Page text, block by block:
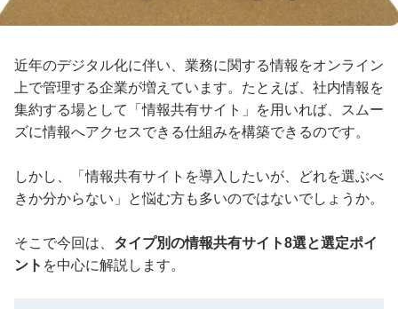
近年のデジタル化に伴い、業務に関する情報をオンライン
上で管理する企業が増えています。たとえば、社内情報を
集約する場として「情報共有サイト」を用いれば、スムー
ズに情報へアクセスできる仕組みを構築できるのです。
しかし、「情報共有サイトを導入したいが、どれを選ぶべ
きか分からない」と悩む方も多いのではないでしょうか。
そこで今回は、 タイプ別の情報共有サイト8選と選定ポイ
ント を中心に解説します。